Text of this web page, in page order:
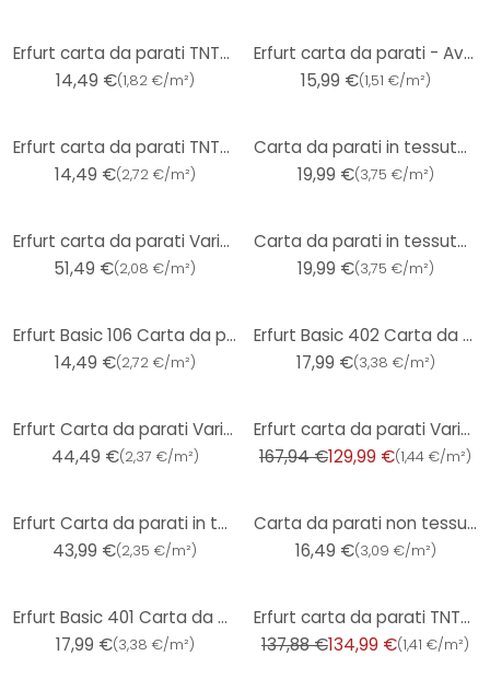
Erfurt carta da parati TNT- cippato - Romantico
14,49 €(1,82 €/m²)
Erfurt carta da parati - Avantgarde
15,99 €(1,51 €/m²)
Erfurt carta da parati TNT- cippato - Rustico
14,49 €(2,72 €/m²)
Carta da parati in tessuto non tessuto Erfurt Premium 501
19,99 €(3,75 €/m²)
Erfurt carta da parati Variovlies Flat
51,49 €(2,08 €/m²)
Carta da parati in tessuto non tessuto Erfurt Premium 502
19,99 €(3,75 €/m²)
Erfurt Basic 106 Carta da parati in tessuto non tessuto
14,49 €(2,72 €/m²)
Erfurt Basic 402 Carta da parati in tessuto non tessuto testurizzato
17,99 €(3,38 €/m²)
Erfurt Carta da parati Variovlies Sisal 25x0,75m
44,49 €(2,37 €/m²)
Erfurt carta da parati Variovlies Brilliant 6 pz.
167,94 €129,99 €(1,44 €/m²)
Erfurt Carta da parati in tessuto non tessuto Premium 25x0,75 m
43,99 €(2,35 €/m²)
Carta da parati non tessuta Erfurt Protect 209
16,49 €(3,09 €/m²)
Erfurt Basic 401 Carta da parati in tessuto non tessuto testurizzato
17,99 €(3,38 €/m²)
Erfurt carta da parati TNT- cippato - Elegante
137,88 €134,99 €(1,41 €/m²)